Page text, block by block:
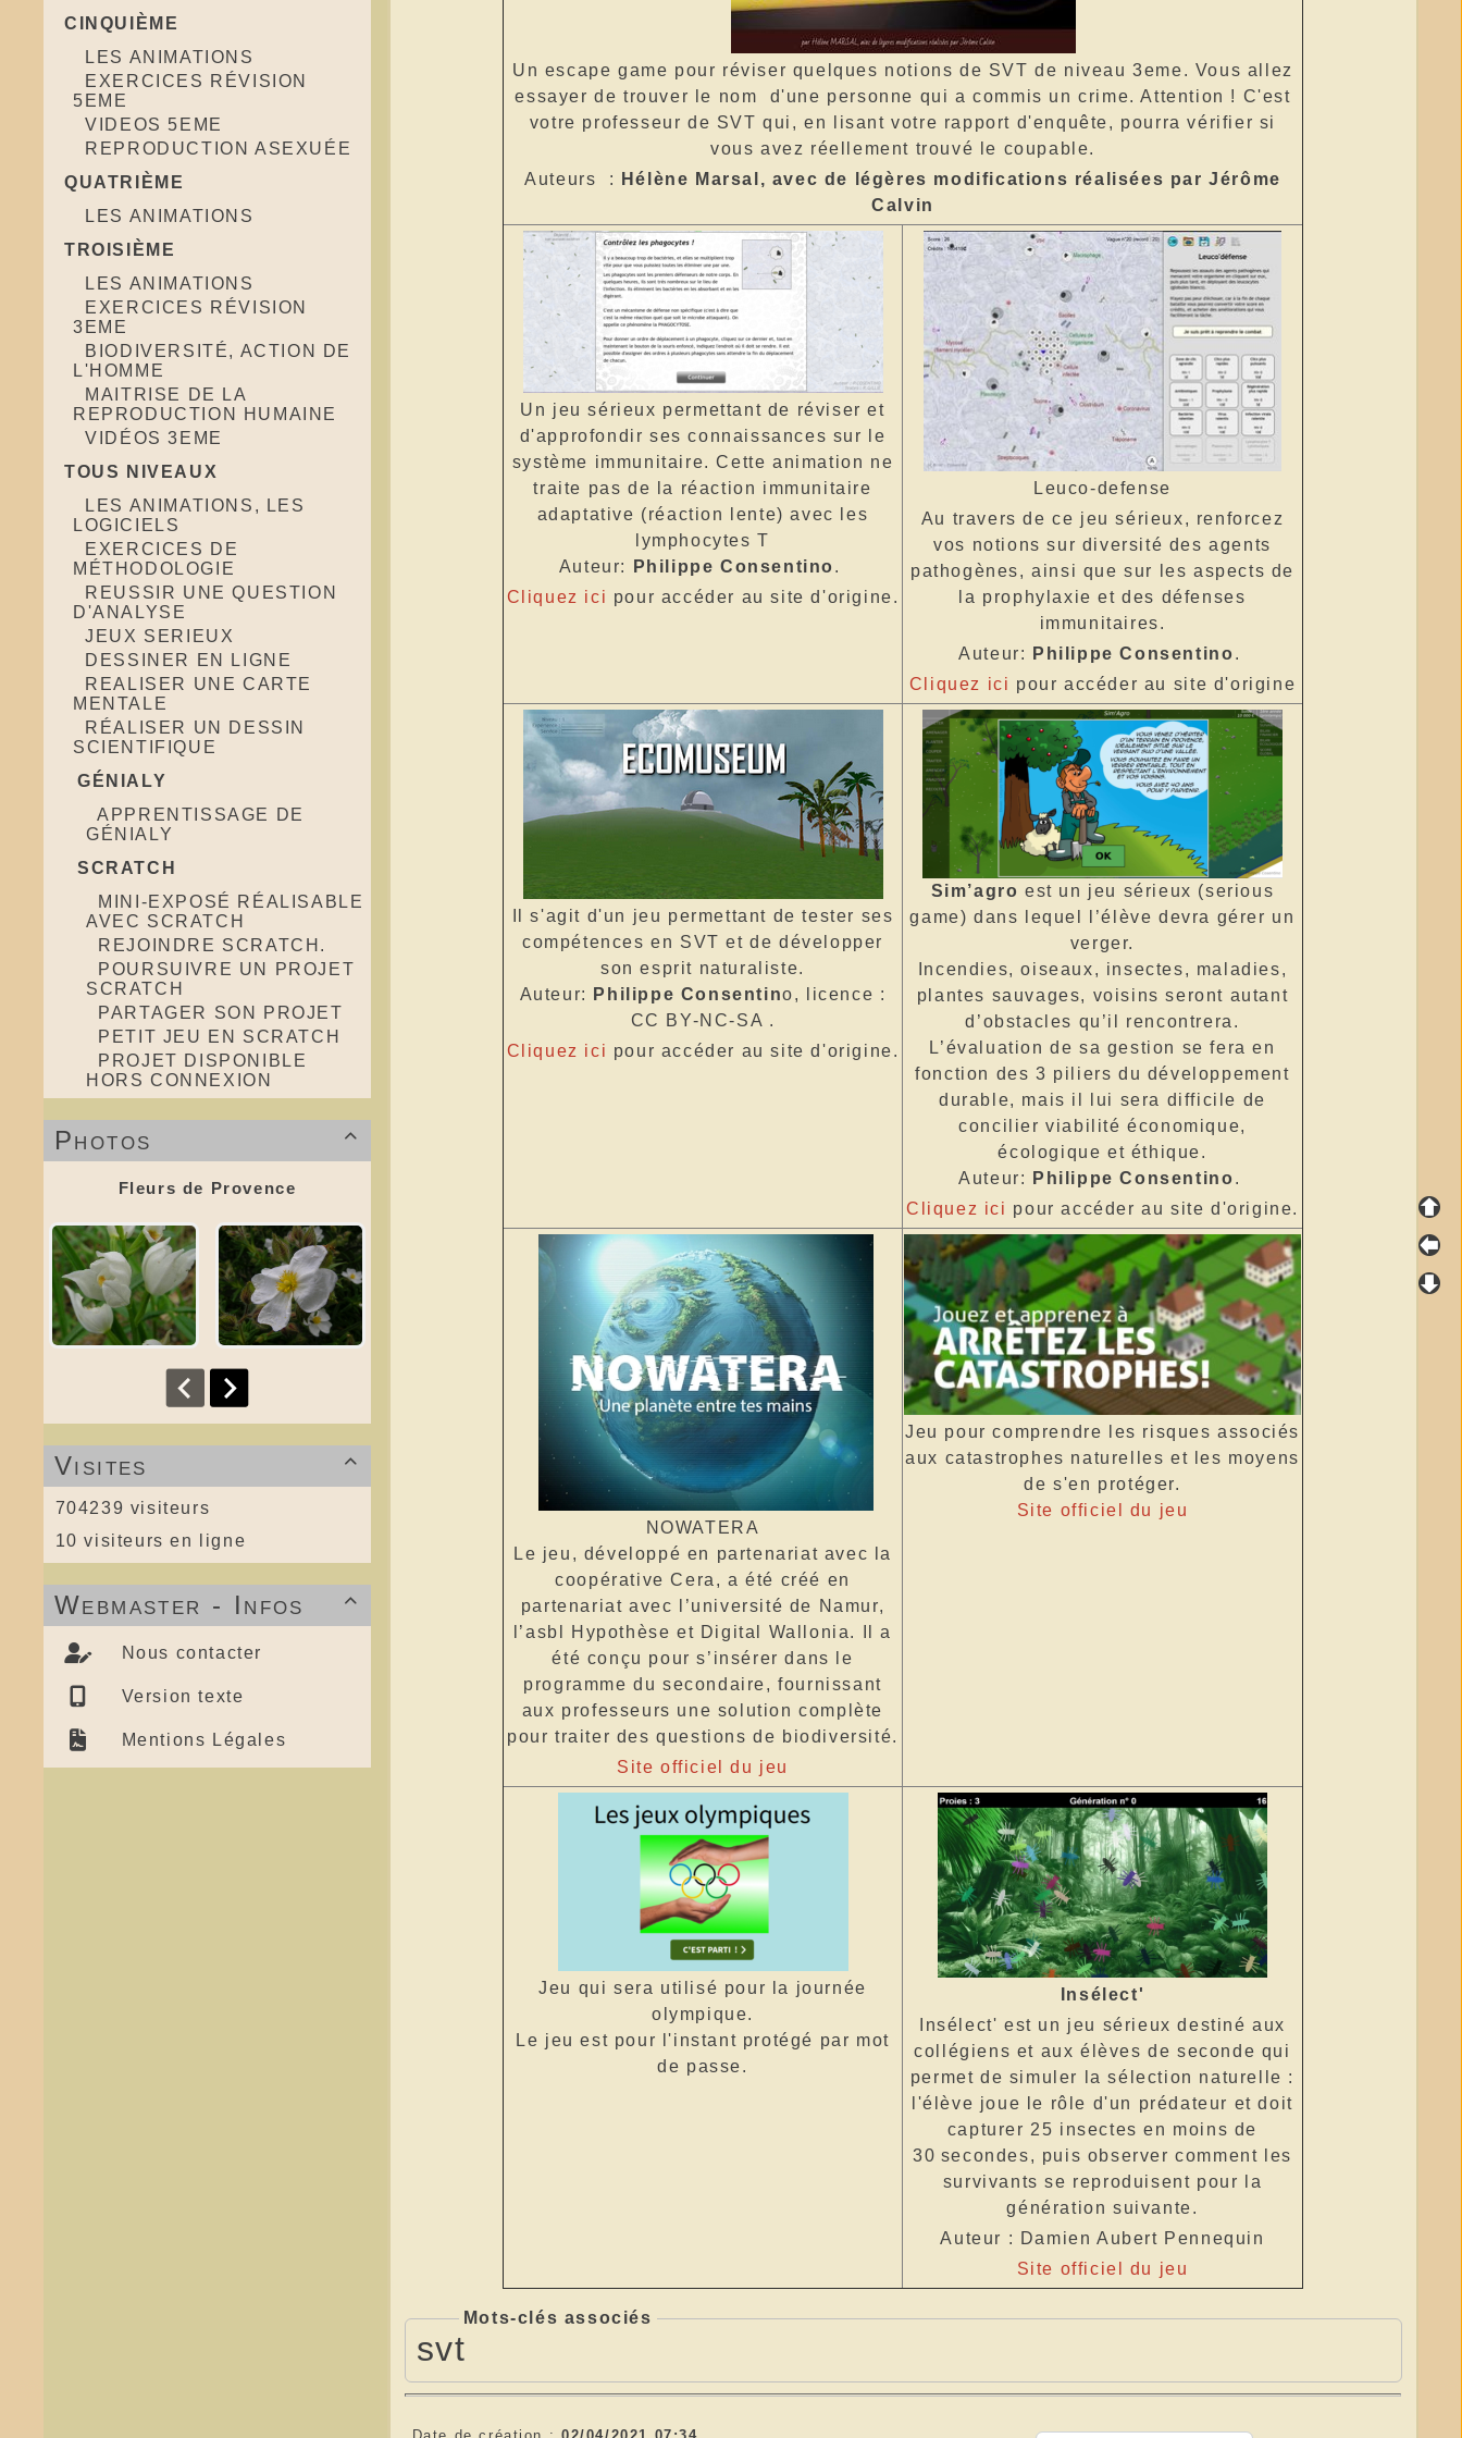
CINQUIÈME
LES ANIMATIONS
EXERCICES RÉVISION
5EME
VIDEOS 5EME
REPRODUCTION ASEXUÉE
QUATRIÈME
LES ANIMATIONS
TROISIÈME
LES ANIMATIONS
EXERCICES RÉVISION
3EME
BIODIVERSITÉ, ACTION DE
L'HOMME
MAITRISE DE LA
REPRODUCTION HUMAINE
VIDÉOS 3EME
TOUS NIVEAUX
LES ANIMATIONS, LES
LOGICIELS
EXERCICES DE
MÉTHODOLOGIE
REUSSIR UNE QUESTION
D'ANALYSE
JEUX SERIEUX
DESSINER EN LIGNE
REALISER UNE CARTE
MENTALE
RÉALISER UN DESSIN
SCIENTIFIQUE
GÉNIALY
APPRENTISSAGE DE
GÉNIALY
SCRATCH
MINI-EXPOSÉ RÉALISABLE
AVEC SCRATCH
REJOINDRE SCRATCH.
POURSUIVRE UN PROJET
SCRATCH
PARTAGER SON PROJET
PETIT JEU EN SCRATCH
PROJET DISPONIBLE
HORS CONNEXION

Photos
Fleurs de Provence

Visites
704239 visiteurs
10 visiteurs en ligne

Webmaster - Infos
Nous contacter
Version texte
Mentions Légales
Un escape game pour réviser quelques notions de SVT de niveau 3eme. Vous allez
essayer de trouver le nom d'une personne qui a commis un crime. Attention ! C'est
votre professeur de SVT qui, en lisant votre rapport d'enquête, pourra vérifier si
vous avez réellement trouvé le coupable.
Auteurs :
Hélène Marsal, avec de légères modifications réalisées par Jérôme
Calvin
Un jeu sérieux permettant de réviser et
d'approfondir ses connaissances sur le
système immunitaire. Cette animation ne
traite pas de la réaction immunitaire
adaptative (réaction lente) avec les
lymphocytes T
Auteur:
Philippe Consentino.
Cliquez ici pour accéder au site d'origine.
Leuco-defense
Au travers de ce jeu sérieux, renforcez
vos notions sur diversité des agents
pathogènes, ainsi que sur les aspects de
la prophylaxie et des défenses
immunitaires.
Auteur:
Philippe Consentino.
Cliquez ici pour accéder au site d'origine
Il s'agit d'un jeu permettant de tester ses
compétences en SVT et de développer
son esprit naturaliste.
Auteur:
Philippe Consentino, licence :
CC BY-NC-SA .
Cliquez ici pour accéder au site d'origine.
Sim’agroest un jeu sérieux (serious
game) dans lequel l’élève devra gérer un
verger.
Incendies, oiseaux, insectes, maladies,
plantes sauvages, voisins seront autant
d’obstacles qu’il rencontrera.
L’évaluation de sa gestion se fera en
fonction des 3 piliers du développement
durable, mais il lui sera difficile de
concilier viabilité économique,
écologique et éthique.
Auteur:
Philippe Consentino.
Cliquez ici pour accéder au site d'origine.
NOWATERA
Le jeu, développé en partenariat avec la
coopérative Cera, a été créé en
partenariat avec l’université de Namur,
l’asbl Hypothèse et Digital Wallonia. Il a
été conçu pour s’insérer dans le
programme du secondaire, fournissant
aux professeurs une solution complète
pour traiter des questions de biodiversité.
Site officiel du jeu
Jeu pour comprendre les risques associés
aux catastrophes naturelles et les moyens
de s'en protéger.
Site officiel du jeu
Jeu qui sera utilisé pour la journée
olympique.
Le jeu est pour l'instant protégé par mot
de passe.
Insélect'
Insélect' est un jeu sérieux destiné aux
collégiens et aux élèves de seconde qui
permet de simuler la sélection naturelle :
l'élève joue le rôle d'un prédateur et doit
capturer 25 insectes en moins de
30 secondes, puis observer comment les
survivants se reproduisent pour la
génération suivante.
Auteur : Damien Aubert Pennequin
Site officiel du jeu
Mots-clés associés
svt